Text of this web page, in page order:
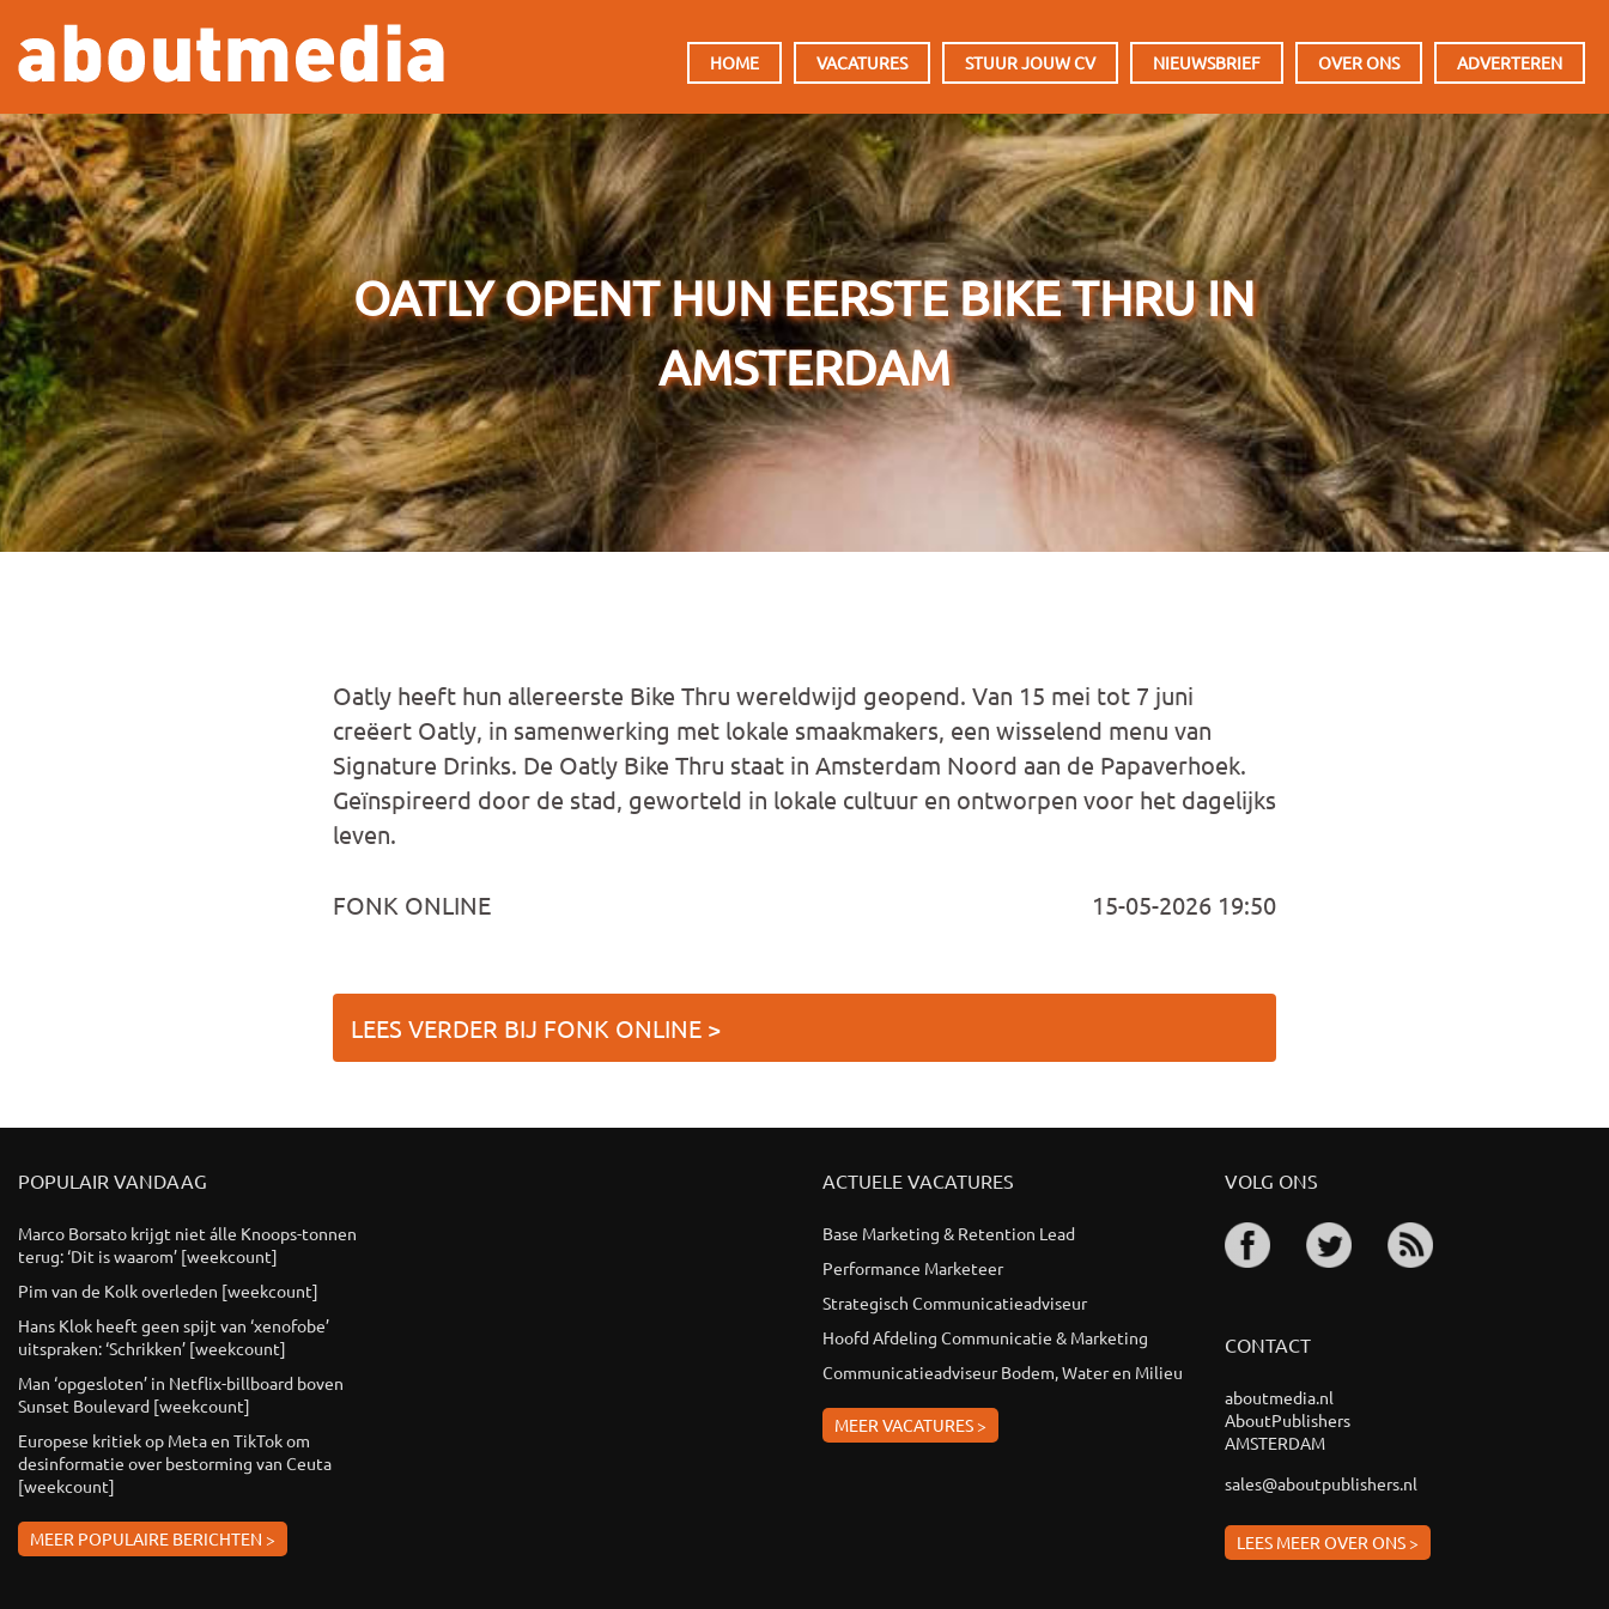
Overslaan en naar de inhoud gaan
HOOFDMENU
HOME VACATURES STUUR JOUW CV NIEUWSBRIEF OVER ONS ADVERTEREN
OATLY OPENT HUN EERSTE BIKE THRU IN
AMSTERDAM
Oatly heeft hun allereerste Bike Thru wereldwijd geopend. Van 15 mei tot 7 juni
creëert Oatly, in samenwerking met lokale smaakmakers, een wisselend menu van
Signature Drinks. De Oatly Bike Thru staat in Amsterdam Noord aan de Papaverhoek.
Geïnspireerd door de stad, geworteld in lokale cultuur en ontworpen voor het dagelijks
leven.
FONK ONLINE 15-05-2026 19:50
LEES VERDER BIJ FONK ONLINE >
POPULAIR VANDAAG
Marco Borsato krijgt niet álle Knoops-tonnen
terug: ‘Dit is waarom’ [weekcount]
Pim van de Kolk overleden [weekcount]
Hans Klok heeft geen spijt van ‘xenofobe’
uitspraken: ‘Schrikken’ [weekcount]
Man ‘opgesloten’ in Netflix-billboard boven
Sunset Boulevard [weekcount]
Europese kritiek op Meta en TikTok om
desinformatie over bestorming van Ceuta
[weekcount]
MEER POPULAIRE BERICHTEN >
ACTUELE VACATURES
Base Marketing & Retention Lead
Performance Marketeer
Strategisch Communicatieadviseur
Hoofd Afdeling Communicatie & Marketing
Communicatieadviseur Bodem, Water en Milieu
MEER VACATURES >
VOLG ONS
CONTACT
aboutmedia.nl
AboutPublishers
AMSTERDAM
sales@aboutpublishers.nl
LEES MEER OVER ONS >